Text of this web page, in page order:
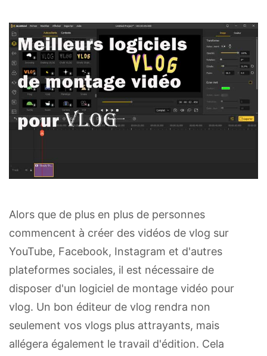
Alors que de plus en plus de personnes
commencent à créer des vidéos de vlog sur
YouTube, Facebook, Instagram et d'autres
plateformes sociales, il est nécessaire de
disposer d'un logiciel de montage vidéo pour
vlog. Un bon éditeur de vlog rendra non
seulement vos vlogs plus attrayants, mais
allégera également le travail d'édition. Cela